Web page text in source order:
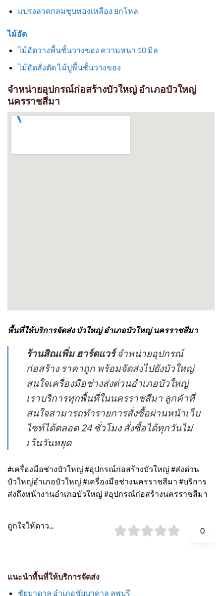
แปรงลวดกลมชุบทองเหลือง ยกโหล
ไม้อัด
ไม้อัดวางพื้นชั้นวางของ ความหนา 10 มิล
ไม้อัดสั่งตัด ไม้ปูพื้นชั้นวางของ
จำหน่ายอุปกรณ์ก่อสร้างบัวใหญ่ อำเภอบัวใหญ่
นครราชสีมา
พื้นที่ให้บริการจัดส่ง บัวใหญ่ อำเภอบัวใหญ่ นครราชสีมา
ร้านสิณเพิ่ม ฮาร์ดแวร์จำหน่ายอุปกรณ์
ก่อสร้าง ราคาถูก พร้อมจัดส่งไปยังบัวใหญ่
สนใจเครื่องมือช่างส่งด่วนอำเภอบัวใหญ่
เราบริการทุกพื้นที่ในนครราชสีมา ลูกค้าที่
สนใจสามารถทำรายการสั่งซื้อผ่านหน้าเว็บ
ไซท์ได้ตลอด 24 ชั่วโมง สั่งซื้อได้ทุกวันไม่
เว้นวันหยุด
#เครื่องมือช่างบัวใหญ่ #อุปกรณ์ก่อสร้างบัวใหญ่ #ส่งด่วน
บัวใหญ่อำเภอบัวใหญ่ #เครื่องมือช่างนครราชสีมา #บริการ
ส่งถึงหน้างานอำเภอบัวใหญ่ #อุปกรณ์ก่อสร้างนครราชสีมา
ถูกใจให้ดาว...
0
แนะนำพื้นที่ให้บริการจัดส่ง
ชัยบาดาล อำเภอชัยบาดาล ลพบุรี